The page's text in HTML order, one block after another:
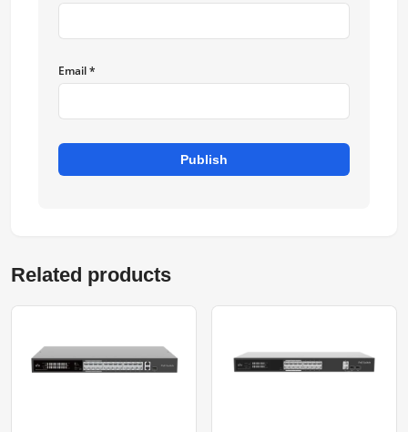
Email *
Publish
Related products